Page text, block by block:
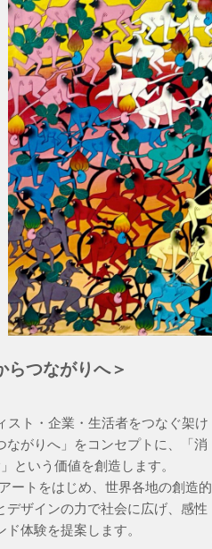
らつながりへ＞
スト・企業・生活者をつなぐ架け
ながりへ」をコンセプトに、「消
という価値を創造します。
ートをはじめ、世界各地の創造的
デザインの力で社会に広げ、感性
ド体験を提案します。